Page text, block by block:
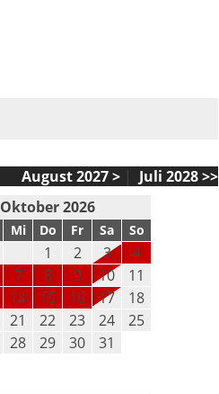
August 2027 >| Juli 2028 >>
Oktober 2026
Mi Do Fr Sa So
1 2 3
4
7 8 9 10
11
14 15 16 17
18
21 22 23 24
25
28 29 30 31